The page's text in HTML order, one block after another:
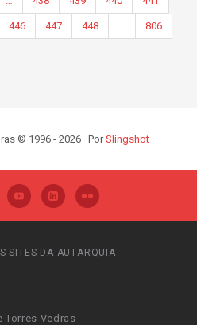
446 447 448 806
© 1996 - 2026 · PorSlingshot
SITES DA AUTARQUIA
Torres Vedras